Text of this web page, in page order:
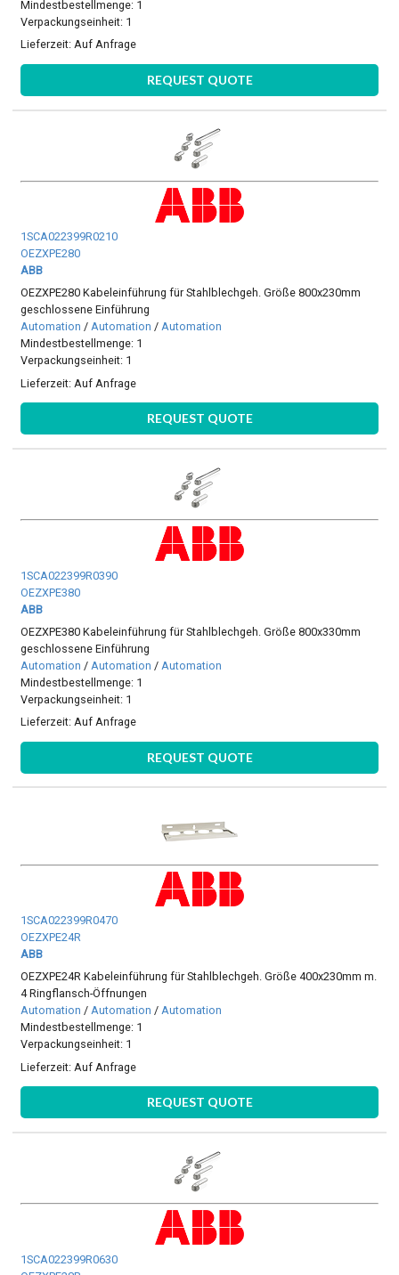
Mindestbestellmenge: 1
Verpackungseinheit: 1
Lieferzeit:Auf Anfrage
REQUEST QUOTE
1SCA022399R0210
OEZXPE280
ABB
OEZXPE280 Kabeleinführung für Stahlblechgeh. Größe 800x230mm
geschlossene Einführung
Automation /Automation /Automation
Mindestbestellmenge: 1
Verpackungseinheit: 1
Lieferzeit: Auf Anfrage
REQUEST QUOTE
1SCA022399R0390
OEZXPE380
ABB
OEZXPE380 Kabeleinführung für Stahlblechgeh. Größe 800x330mm
geschlossene Einführung
Automation / Automation / Automation
Mindestbestellmenge: 1
Verpackungseinheit: 1
Lieferzeit:Auf Anfrage
REQUEST QUOTE
1SCA022399R0470
OEZXPE24R
ABB
OEZXPE24R Kabeleinführung für Stahlblechgeh. Größe 400x230mm m.
4 Ringflansch-Öffnungen
Automation /Automation /Automation
Mindestbestellmenge: 1
Verpackungseinheit: 1
Lieferzeit: Auf Anfrage
REQUEST QUOTE
1SCA022399R0630